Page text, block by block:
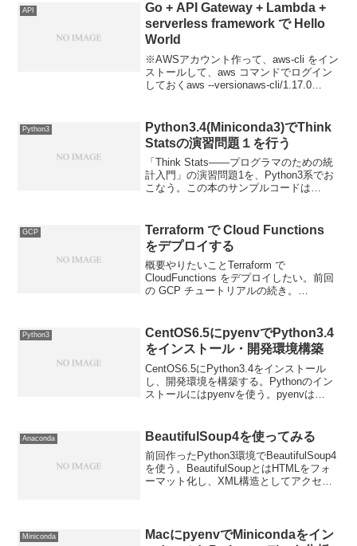
API
Go + API Gateway + Lambda +
serverless framework で Hello
World
※AWSアカウント作って、aws-cli をイン
ストールして、aws コマンドでログイン
しておくaws --versionaws-cli/1.17.0
Python3
Python3.4(Miniconda3)でThink
Statsの演習問題１を行う
「Think Stats――プログラマのための統
計入門」の演習問題1を、Python3系でお
こなう。この本のサンプルコードは
はMacにMiniconda...
GCP
Terraform で Cloud Functions
をデプロイする
概要やりたいことTerraform で
CloudFunctions をデプロイしたい。前回
の GCP チュートリアルの続き。
La...
Python3
CentOS6.5にpyenvでPython3.4
をインストール・開発環境構築
CentOS6.5にPython3.4をインストール
し、開発環境を構築する。Pythonのイン
ストールにはpyenvを使う。pyenvは
るためのもの。今回はPy...
Anaconda BeautifulSoup4を使ってみる
前回作ったPython3環境でBeautifulSoup4
を使う。BeautifulSoupとはHTMLをフォ
ーマット化し、XML構造としてアクセス
Miniconda
MacにpyenvでMinicondaをイン